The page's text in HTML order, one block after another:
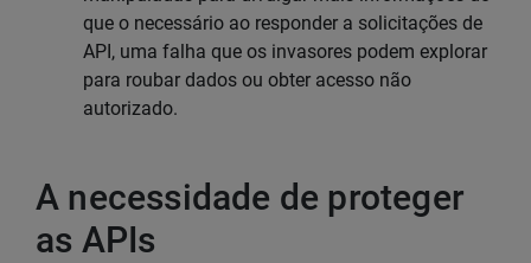
que o necessário ao responder a solicitações de
API, uma falha que os invasores podem explorar
para roubar dados ou obter acesso não
autorizado.
A necessidade de proteger
as APIs